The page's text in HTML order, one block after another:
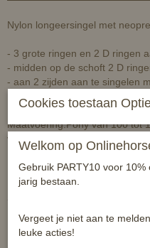
Nylon longeersingel met
- 3 grote ringen en 2 D ringen
- midden op de schoft 2 D
- aan 2 zijden aan te singelen
Maatvoering:Pony van 100 tot
van 175 tot 235 cm
Reacties
Cookies toestaan
Welkom op
Gebruik PARTY10 voor
jarig bestaan.
Vergeet je niet aan te
leuke acties!